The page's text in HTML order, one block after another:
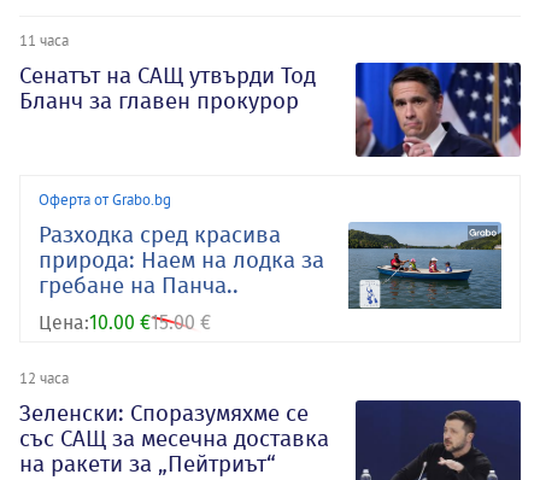
11 часа
Сенатът на САЩ утвърди Тод
Бланч за главен прокурор
Оферта от Grabo.bg
Разходка сред красива
природа: Наем на лодка за
гребане на Панча..
Цена:10.00 €15.00 €
12 часа
Зеленски: Споразумяхме се
със САЩ за месечна доставка
на ракети за „Пейтриът“